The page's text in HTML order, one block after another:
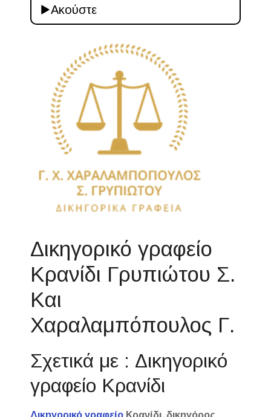
Ακούστε
Δικηγορικό γραφείο
Κρανίδι Γρυπιώτου Σ.
Και
Χαραλαμπόπουλος Γ.
Σχετικά με : Δικηγορικό
γραφείο Κρανίδι
Δικηγορικό γραφείο Κρανίδι, δικηγόρος